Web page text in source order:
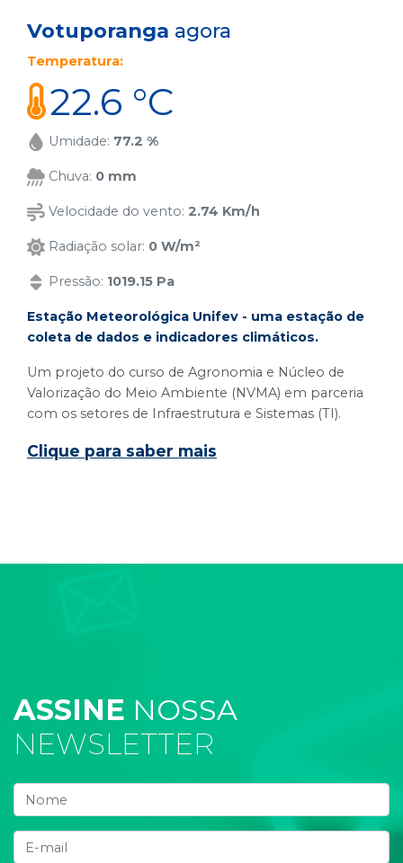
Votuporanga agora
Temperatura:
22.6 °C
Umidade: 77.2 %
Chuva: 0 mm
Velocidade do vento: 2.74 Km/h
Radiação solar: 0 W/m²
Pressão: 1019.15 Pa
Estação Meteorológica Unifev - uma estação de
coleta de dados e indicadores climáticos.
Um projeto do curso de Agronomia e Núcleo de
Valorização do Meio Ambiente (NVMA) em parceria
com os setores de Infraestrutura e Sistemas (TI).
Clique para saber mais
ASSINE NOSSA
NEWSLETTER